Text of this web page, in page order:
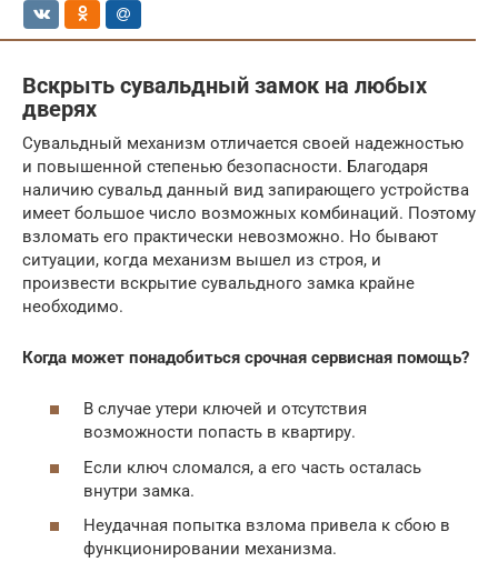
Вскрыть сувальдный замок на любых
дверях
Сувальдный механизм отличается своей надежностью
и повышенной степенью безопасности. Благодаря
наличию сувальд данный вид запирающего устройства
имеет большое число возможных комбинаций. Поэтому
взломать его практически невозможно. Но бывают
ситуации, когда механизм вышел из строя, и
произвести вскрытие сувальдного замка крайне
необходимо.
Когда может понадобиться срочная сервисная помощь?
В случае утери ключей и отсутствия
возможности попасть в квартиру.
Если ключ сломался, а его часть осталась
внутри замка.
Неудачная попытка взлома привела к сбою в
функционировании механизма.